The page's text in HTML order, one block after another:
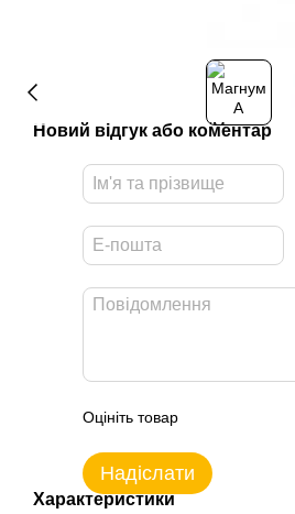
Новий відгук або коментар
Оцініть товар
Надіслати
Характеристики